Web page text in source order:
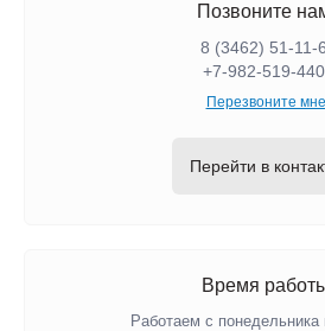
Позвоните
8 (3462) 51-11-
+7-982-519-
Перезвоните мне
Перейти в
Время
Работаем с понедельника